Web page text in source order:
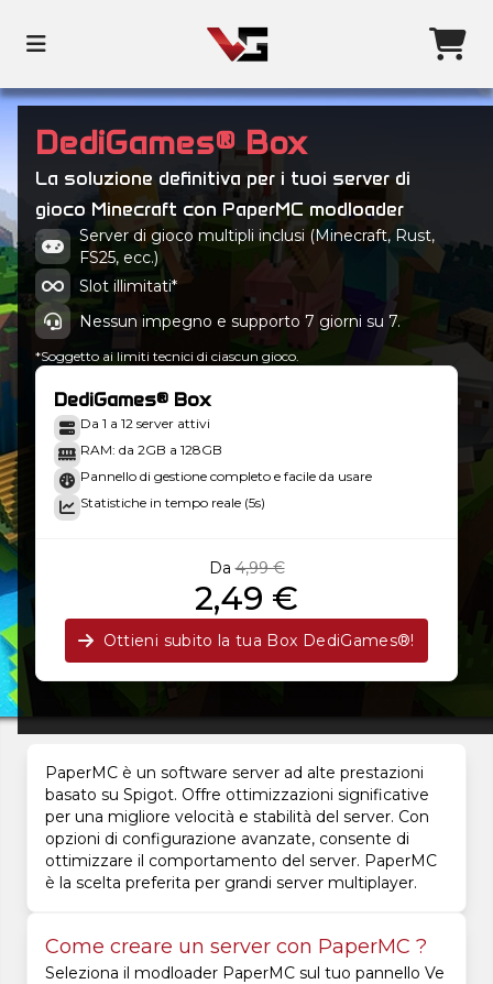
DediGames® Box
La soluzione definitiva per i tuoi server di
gioco Minecraft con PaperMC modloader
Server di gioco multipli inclusi (Minecraft, Rust,
FS25, ecc.)
Slot illimitati*
Nessun impegno e supporto 7 giorni su 7.
*Soggetto ai limiti tecnici di ciascun gioco.
DediGames® Box
Da 1 a 12 server attivi
RAM: da 2GB a 128GB
Pannello di gestione completo e facile da usare
Statistiche in tempo reale (5s)
Da 4,99 €
2,49 €
Ottieni subito la tua Box DediGames®!
PaperMC è un software server ad alte prestazioni
basato su Spigot. Offre ottimizzazioni significative
per una migliore velocità e stabilità del server. Con
opzioni di configurazione avanzate, consente di
ottimizzare il comportamento del server. PaperMC
è la scelta preferita per grandi server multiplayer.
Come creare un server con PaperMC ?
Seleziona il modloader PaperMC sul tuo pannello Ve